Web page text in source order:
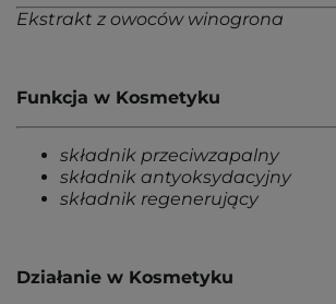
Ekstrakt z owoców winogrona
Funkcja w Kosmetyku
składnik przeciwzapalny
składnik antyoksydacyjny
składnik regenerujący
Działanie w Kosmetyku